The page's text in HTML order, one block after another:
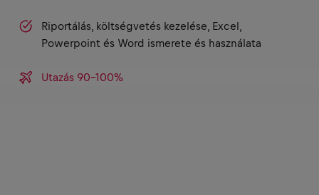
Riportálás, költségvetés kezelése, Excel,
Powerpoint és Word ismerete és használata
Utazás 90-100%